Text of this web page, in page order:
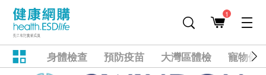
1
身體檢查 預防疫苗 大灣區體檢 寵物健